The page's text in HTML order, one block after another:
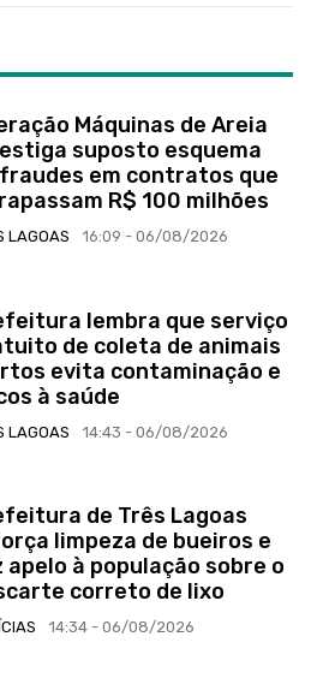
Máquinas de Areia
suposto esquema
em contratos que
R$ 100 milhões
LAGOAS 16:09 - 06/08/2026
lembra que serviço
de coleta de animais
evita contaminação e
à saúde
LAGOAS 14:43 - 06/08/2026
de Três Lagoas
limpeza de bueiros e
apelo à população sobre o
correto de lixo
14:34 - 06/08/2026